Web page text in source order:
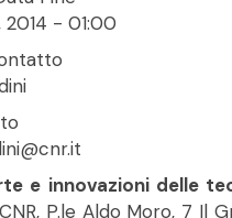
2014 - 01:00
e innovazioni delle
P.le Aldo Moro, 7 Il